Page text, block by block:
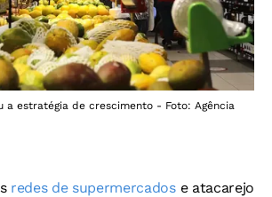
a estratégia de crescimento - Foto: Agência
redes de supermercados e atacarejo